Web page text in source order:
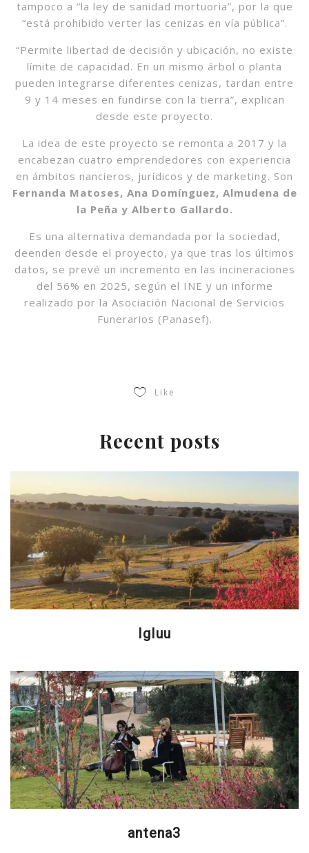
tampoco a “la ley de sanidad mortuoria”, por la que
“está prohibido verter las cenizas en vía pública”.
“Permite libertad de decisión y ubicación, no existe
límite de capacidad. En un mismo árbol o planta
pueden integrarse diferentes cenizas, tardan entre
9 y 14 meses en fundirse con la tierra”, explican
desde este proyecto.
La idea de este proyecto se remonta a 2017 y la
encabezan cuatro emprendedores con experiencia
en ámbitos nancieros, jurídicos y de marketing. Son
Fernanda Matoses, Ana Domínguez, Almudena de
la Peña y Alberto Gallardo.
Es una alternativa demandada por la sociedad,
deenden desde el proyecto, ya que tras los últimos
datos, se prevé un incremento en las incineraciones
del 56% en 2025, según el INE y un informe
realizado por la Asociación Nacional de Servicios
Funerarios (Panasef).
Like
Recent posts
Igluu
antena3